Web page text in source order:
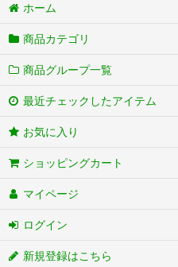
ホーム
商品カテゴリ
商品グループ一覧
最近チェックしたアイテム
お気に入り
ショッピングカート
マイページ
ログイン
新規登録はこちら